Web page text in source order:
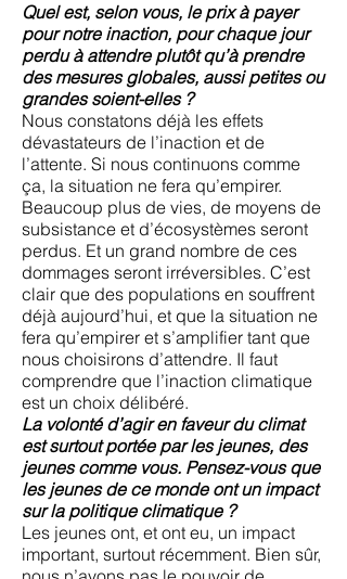
Quel est, selon vous, le prix à payer
pour notre inaction, pour chaque jour
perdu à attendre plutôt qu’à prendre
des mesures globales, aussi petites ou
grandes soient-elles ?
Nous constatons déjà les effets
dévastateurs de l’inaction et de
l’attente. Si nous continuons comme
ça, la situation ne fera qu’empirer.
Beaucoup plus de vies, de moyens de
subsistance et d’écosystèmes seront
perdus. Et un grand nombre de ces
dommages seront irréversibles. C’est
clair que des populations en souffrent
déjà aujourd’hui, et que la situation ne
fera qu’empirer et s’amplifier tant que
nous choisirons d’attendre. Il faut
comprendre que l’inaction climatique
est un choix délibéré.
La volonté d’agir en faveur du climat
est surtout portée par les jeunes, des
jeunes comme vous. Pensez-vous que
les jeunes de ce monde ont un impact
sur la politique climatique ?
Les jeunes ont, et ont eu, un impact
important, surtout récemment. Bien sûr,